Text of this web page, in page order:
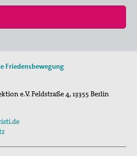
Lesungen unter den Lind…
Friedensbewegung
e.V.Feldstraße 4,13355 Berlin